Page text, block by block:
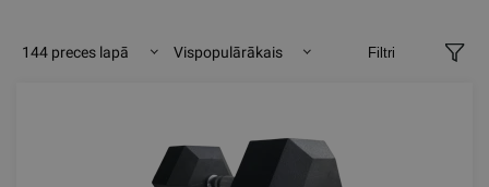
144 preces lapā Vispopulārākais Filtri